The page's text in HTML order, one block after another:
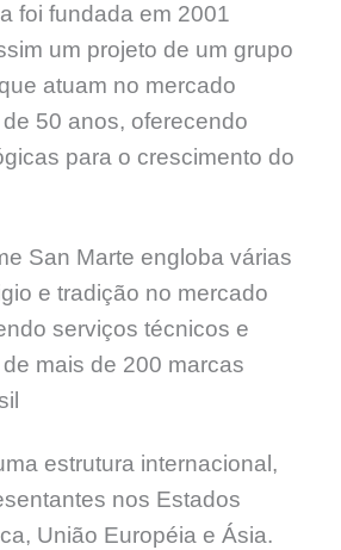
foi fundada em 2001
um projeto de um grupo
atuam no mercado
50 anos, oferecendo
para o crescimento do
San Marte engloba várias
e tradição no mercado
serviços técnicos e
mais de 200 marcas
estrutura internacional,
nos Estados
União Européia e Ásia.